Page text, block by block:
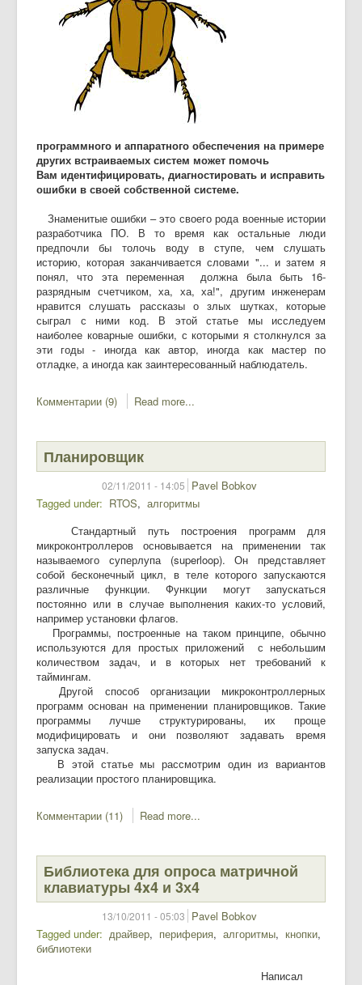
программного и аппаратного обеспечения на примере
других встраиваемых систем может помочь
Вам идентифицировать, диагностировать и исправить
ошибки в своей собственной системе.
Знаменитые ошибки – это своего рода военные истории
разработчика ПО. В то время как остальные люди
предпочли бы толочь воду в ступе, чем слушать
историю, которая заканчивается словами "... и затем я
понял, что эта переменная должна была быть 16-
разрядным счетчиком, ха, ха, ха!", другим инженерам
нравится слушать рассказы о злых шутках, которые
сыграл с ними код. В этой статье мы исследуем
наиболее коварные ошибки, с которыми я столкнулся за
эти годы - иногда как автор, иногда как мастер по
отладке, а иногда как заинтересованный наблюдатель.
Комментарии (9) Read more...
Планировщик
02/11/2011 - 14:05 Pavel Bobkov
Tagged under
RTOS
алгоритмы
Стандартный путь построения программ для
микроконтроллеров основывается на применении так
называемого суперлупа (superloop). Он представляет
собой бесконечный цикл, в теле которого запускаются
различные функции. Функции могут запускаться
постоянно или в случае выполнения каких-то условий,
например установки флагов.
Программы, построенные на таком принципе, обычно
используются для простых приложений с небольшим
количеством задач, и в которых нет требований к
таймингам.
Другой способ организации микроконтроллерных
программ основан на применении планировщиков. Такие
программы лучше структурированы, их проще
модифицировать и они позволяют задавать время
запуска задач.
В этой статье мы рассмотрим один из вариантов
реализации простого планировщика.
Комментарии (11) Read more...
Библиотека для опроса матричной
клавиатуры 4x4 и 3х4
13/10/2011 - 05:03 Pavel Bobkov
Tagged under
драйвер периферия алгоритмы
кнопки
библиотеки
Написал